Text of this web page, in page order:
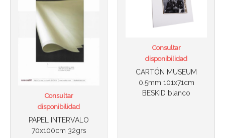
PAPEL INTERVALO
70x100cm 32grs
Consultar
disponibilidad
CARTÓN MUSEUM
0.5mm 101x71cm
BESKID blanco
Consultar
disponibilidad
Más info